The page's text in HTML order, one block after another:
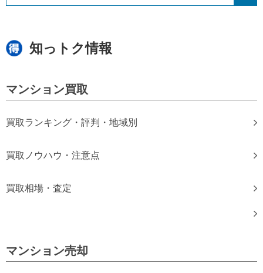
知っトク情報
マンション買取
買取ランキング・評判・地域別
買取ノウハウ・注意点
買取相場・査定
マンション売却